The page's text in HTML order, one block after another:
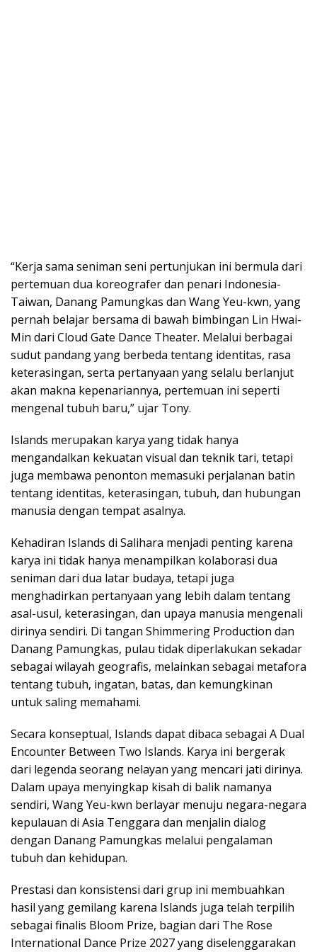
“Kerja sama seniman seni pertunjukan ini bermula dari
pertemuan dua koreografer dan penari Indonesia-
Taiwan, Danang Pamungkas dan Wang Yeu-kwn, yang
pernah belajar bersama di bawah bimbingan Lin Hwai-
Min dari Cloud Gate Dance Theater. Melalui berbagai
sudut pandang yang berbeda tentang identitas, rasa
keterasingan, serta pertanyaan yang selalu berlanjut
akan makna kepenariannya, pertemuan ini seperti
mengenal tubuh baru,” ujar Tony.
Islands merupakan karya yang tidak hanya
mengandalkan kekuatan visual dan teknik tari, tetapi
juga membawa penonton memasuki perjalanan batin
tentang identitas, keterasingan, tubuh, dan hubungan
manusia dengan tempat asalnya.
Kehadiran Islands di Salihara menjadi penting karena
karya ini tidak hanya menampilkan kolaborasi dua
seniman dari dua latar budaya, tetapi juga
menghadirkan pertanyaan yang lebih dalam tentang
asal-usul, keterasingan, dan upaya manusia mengenali
dirinya sendiri. Di tangan Shimmering Production dan
Danang Pamungkas, pulau tidak diperlakukan sekadar
sebagai wilayah geografis, melainkan sebagai metafora
tentang tubuh, ingatan, batas, dan kemungkinan
untuk saling memahami.
Secara konseptual, Islands dapat dibaca sebagai A Dual
Encounter Between Two Islands. Karya ini bergerak
dari legenda seorang nelayan yang mencari jati dirinya.
Dalam upaya menyingkap kisah di balik namanya
sendiri, Wang Yeu-kwn berlayar menuju negara-negara
kepulauan di Asia Tenggara dan menjalin dialog
dengan Danang Pamungkas melalui pengalaman
tubuh dan kehidupan.
Prestasi dan konsistensi dari grup ini membuahkan
hasil yang gemilang karena Islands juga telah terpilih
sebagai finalis Bloom Prize, bagian dari The Rose
International Dance Prize 2027 yang diselenggarakan